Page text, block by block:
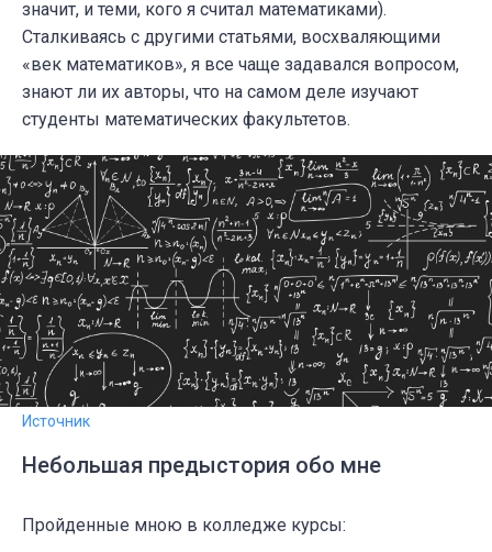
значит, и теми, кого я считал математиками).
Сталкиваясь с другими статьями, восхваляющими
«век математиков», я все чаще задавался вопросом,
знают ли их авторы, что на самом деле изучают
студенты математических факультетов.
Источник
Небольшая предыстория обо мне
Пройденные мною в колледже курсы: